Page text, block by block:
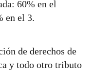
60% en el
en el 3.
de derechos de
y todo otro tributo